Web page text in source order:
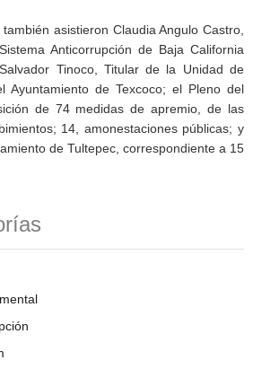
asistieron Claudia Angulo Castro,
Anticorrupción de Baja California
Tinoco, Titular de la Unidad de
Ayuntamiento de Texcoco; el Pleno del
de 74 medidas de apremio, de las
14, amonestaciones públicas; y
de Tultepec, correspondiente a 15